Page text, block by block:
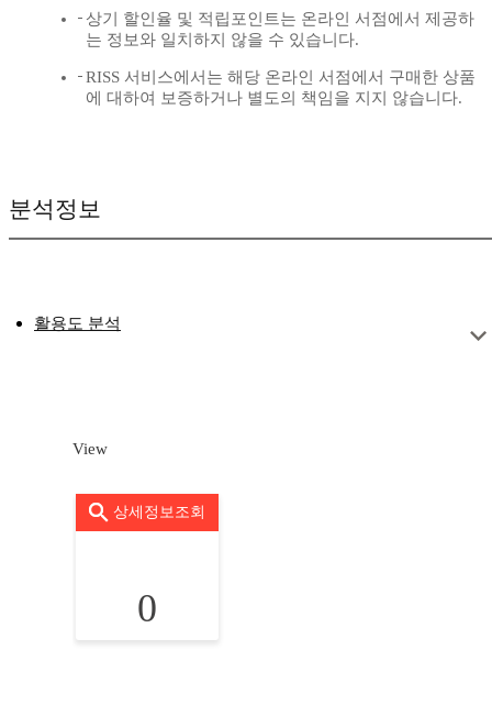
상기 할인율 및 적립포인트는 온라인 서점에서 제공하
는 정보와 일치하지 않을 수 있습니다.
RISS 서비스에서는 해당 온라인 서점에서 구매한 상품
에 대하여 보증하거나 별도의 책임을 지지 않습니다.
분석정보
활용도 분석
View
상세정보조회
0